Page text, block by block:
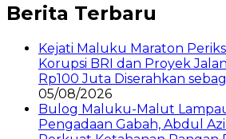
Berita Terbaru
Kejati Maluku Maraton
Korupsi BRI dan Proyek
Rp100 Juta Diserahkan
05/08/2026
Bulog Maluku-Malut
Pengadaan Gabah, Abdul